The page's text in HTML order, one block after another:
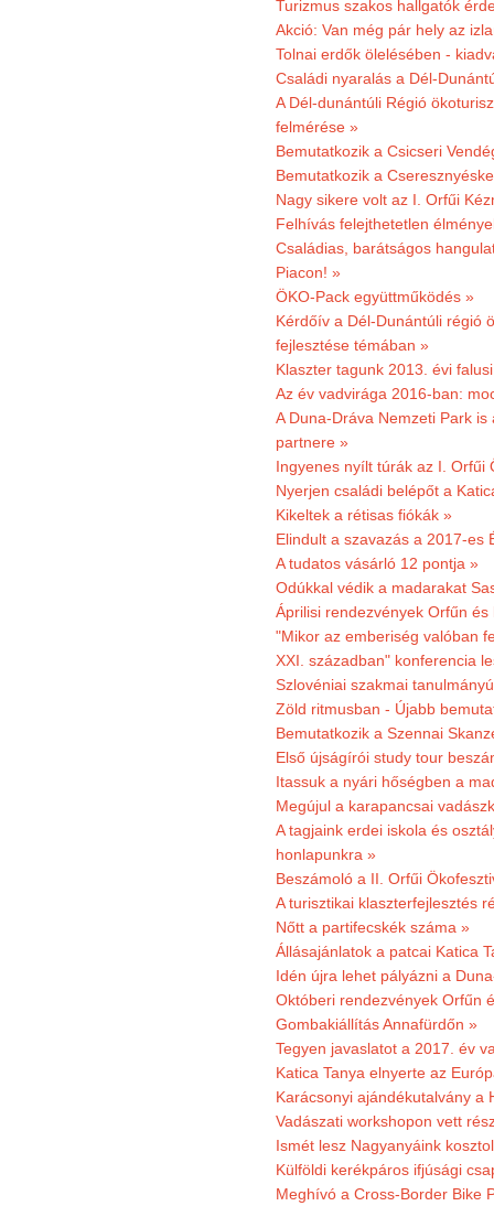
Turizmus szakos hallgatók
Akció: Van még pár hely az
Tolnai erdők ölelésében -
Családi nyaralás a Dél-
A Dél-dunántúli Régió
felmérése »
Bemutatkozik a Csicseri
Bemutatkozik a
Nagy sikere volt az I. Orfűi
Felhívás felejthetetlen
Családias, barátságos
Piacon! »
ÖKO-Pack együttműködés »
Kérdőív a Dél-Dunántúli régió
fejlesztése témában »
Klaszter tagunk 2013. évi
Az év vadvirága 2016-ban:
A Duna-Dráva Nemzeti Park
partnere »
Ingyenes nyílt túrák az I. Orfűi
Nyerjen családi belépőt a
Kikeltek a rétisas fiókák »
Elindult a szavazás a 2017-es
A tudatos vásárló 12 pontja »
Odúkkal védik a madarakat
Áprilisi rendezvények Orfűn és
"Mikor az emberiség valóban
XXI. században" konferencia
Szlovéniai szakmai
Zöld ritmusban - Újabb
Bemutatkozik a Szennai
Első újságírói study tour
Itassuk a nyári hőségben a
Megújul a karapancsai
A tagjaink erdei iskola és
honlapunkra »
Beszámoló a II. Orfűi
A turisztikai klaszterfejlesztés
Nőtt a partifecskék száma »
Állásajánlatok a patcai Katica
Idén újra lehet pályázni a
Októberi rendezvények Orfűn
Gombakiállítás Annafürdőn »
Tegyen javaslatot a 2017. év
Katica Tanya elnyerte az
Karácsonyi ajándékutalvány a
Vadászati workshopon vett
Ismét lesz Nagyanyáink
Külföldi kerékpáros ifjúsági
Meghívó a Cross-Border Bike